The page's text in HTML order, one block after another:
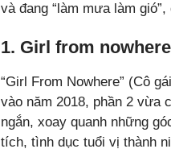
và đang “làm mưa làm
1. Girl from
“Girl From Nowhere” (Cô
vào năm 2018, phần 2 vừa
ngắn, xoay quanh những
tích, tình dục tuổi vị thành